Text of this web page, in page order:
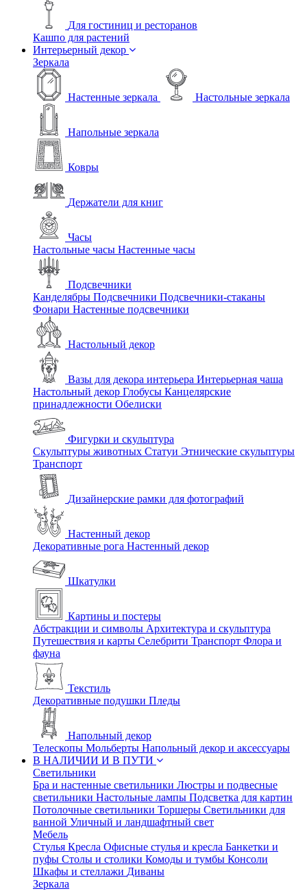
Для гостиниц и ресторанов
Кашпо для растений
Интерьерный декор
Зеркала
Настенные зеркала Настольные зеркала
Напольные зеркала
Ковры
Держатели для книг
Часы
Настольные часы Настенные часы
Подсвечники
Канделябры Подсвечники Подсвечники-стаканы
Фонари Настенные подсвечники
Настольный декор
Вазы для декора интерьера Интерьерная чаша
Настольный декор Глобусы Канцелярские
принадлежности Обелиски
Фигурки и скульптура
Скульптуры животных Статуи Этнические скульптуры
Транспорт
Дизайнерские рамки для фотографий
Настенный декор
Декоративные рога Настенный декор
Шкатулки
Картины и постеры
Абстракции и символы Архитектура и скульптура
Путешествия и карты Селебрити Транспорт Флора и
фауна
Текстиль
Декоративные подушки Пледы
Напольный декор
Телескопы Мольберты Напольный декор и аксессуары
В НАЛИЧИИ И В ПУТИ
Светильники
Бра и настенные светильники Люстры и подвесные
светильники Настольные лампы Подсветка для картин
Потолочные светильники Торшеры Светильники для
ванной Уличный и ландшафтный свет
Мебель
Стулья Кресла Офисные стулья и кресла Банкетки и
пуфы Столы и столики Комоды и тумбы Консоли
Шкафы и стеллажи Диваны
Зеркала